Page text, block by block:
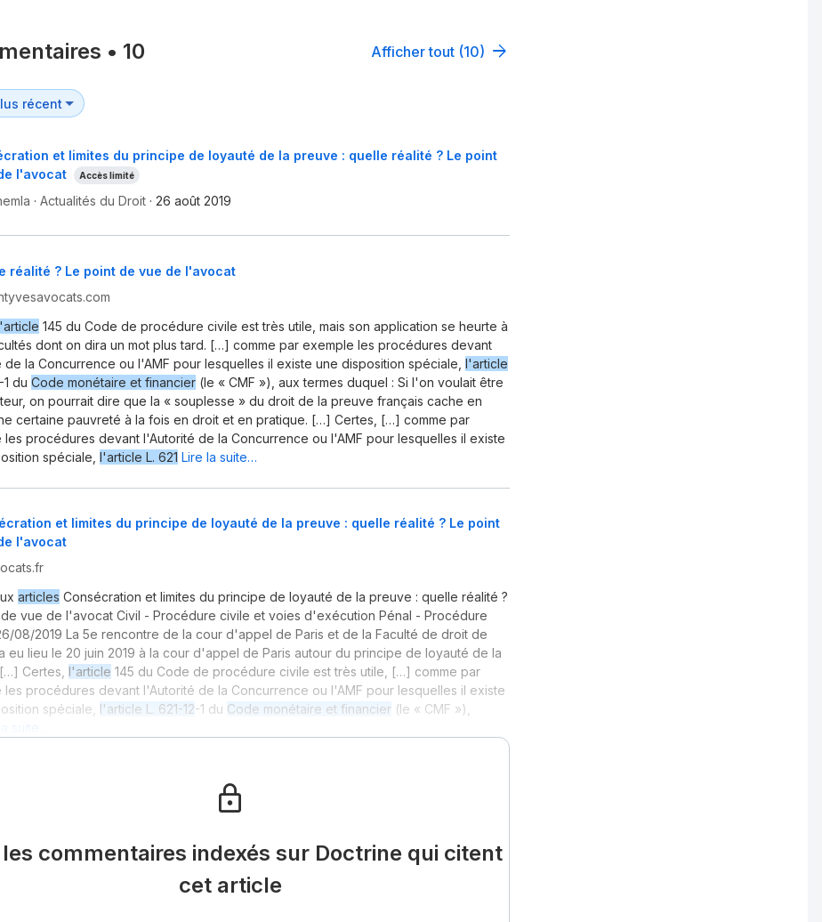
• 10 Afficher tout (10)
et limites du principe de loyauté de la preuve : quelle réalité ? Le point
l'avocat
Accès limité
· Actualités du Droit · 26 août 2019
réalité ? Le point de vue de l'avocat
145 du Code de procédure civile est très utile, mais son application se heurte à
dont on dira un mot plus tard. […] comme par exemple les procédures devant
de la Concurrence ou l'AMF pour lesquelles il existe une disposition spéciale, l'article
-1 du Code monétaire et financier (le « CMF »), aux termes duquel : Si l'on voulait être
on pourrait dire que la « souplesse » du droit de la preuve français cache en
certaine pauvreté à la fois en droit et en pratique. […] Certes, […] comme par
les procédures devant l'Autorité de la Concurrence ou l'AMF pour lesquelles il existe
spéciale, l'article L. 621 Lire la suite…
et limites du principe de loyauté de la preuve : quelle réalité ? Le point
l'avocat
articles Consécration et limites du principe de loyauté de la preuve : quelle réalité ?
vue de l'avocat Civil - Procédure civile et voies d'exécution Pénal - Procédure
08/2019 La 5e rencontre de la cour d'appel de Paris et de la Faculté de droit de
eu lieu le 20 juin 2019 à la cour d'appel de Paris autour du principe de loyauté de la
Certes, l'article 145 du Code de procédure civile est très utile, […] comme par
les procédures devant l'Autorité de la Concurrence ou l'AMF pour lesquelles il existe
spéciale, l'article L. 621-12-1 du Code monétaire et financier (le « CMF »),
suite…
commentaires indexés sur Doctrine qui citent
cet article